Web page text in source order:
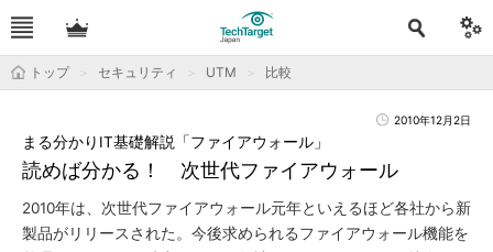
トップ セキュリティ UTM 比較
2010年12月2日
読めば分かる！ 次世代ファイアウォール
まる分かりIT基礎解説「ファイアウォール」
2010年は、次世代ファイアウォール元年といえるほど各社から新
製品がリリースされた。今後求められるファイアウォール機能を